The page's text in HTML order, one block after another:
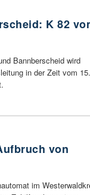
K 82
Bannberscheid wird
in der Zeit vom 15.
von
im